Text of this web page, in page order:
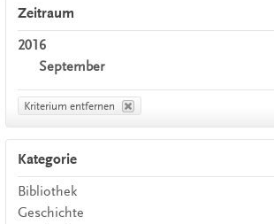
Zeitraum
2016
September
Kriterium entfernen
Kategorie
Bibliothek
Geschichte